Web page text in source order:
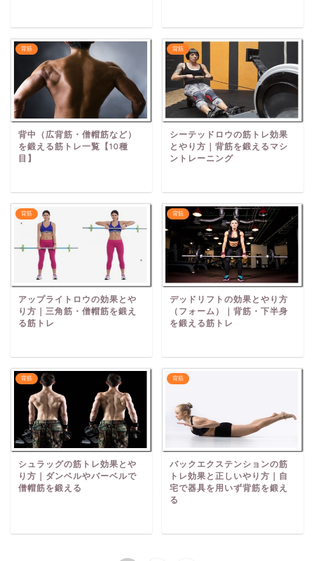
背筋
背中（広背筋・僧帽筋など）
を鍛える筋トレ一覧【10種
目】
背筋
シーテッドロウの筋トレ効果
とやり方｜背筋を鍛えるマシ
ントレーニング
背筋
アップライトロウの効果とや
り方｜三角筋・僧帽筋を鍛え
る筋トレ
背筋
デッドリフトの効果とやり方
（フォーム）｜背筋・下半身
を鍛える筋トレ
背筋
シュラッグの筋トレ効果とや
り方｜ダンベルやバーベルで
僧帽筋を鍛える
背筋
バックエクステンションの筋
トレ効果と正しいやり方｜自
宅で器具を用いず背筋を鍛え
る